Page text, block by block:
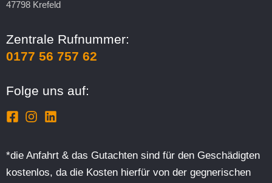
47798 Krefeld
Zentrale Rufnummer:
0177 56 757 62
Folge uns auf:
*die Anfahrt & das Gutachten sind für den Geschädigten
kostenlos, da die Kosten hierfür von der gegnerischen